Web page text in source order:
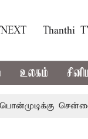
Thanthi
உலகம்
சென்னை